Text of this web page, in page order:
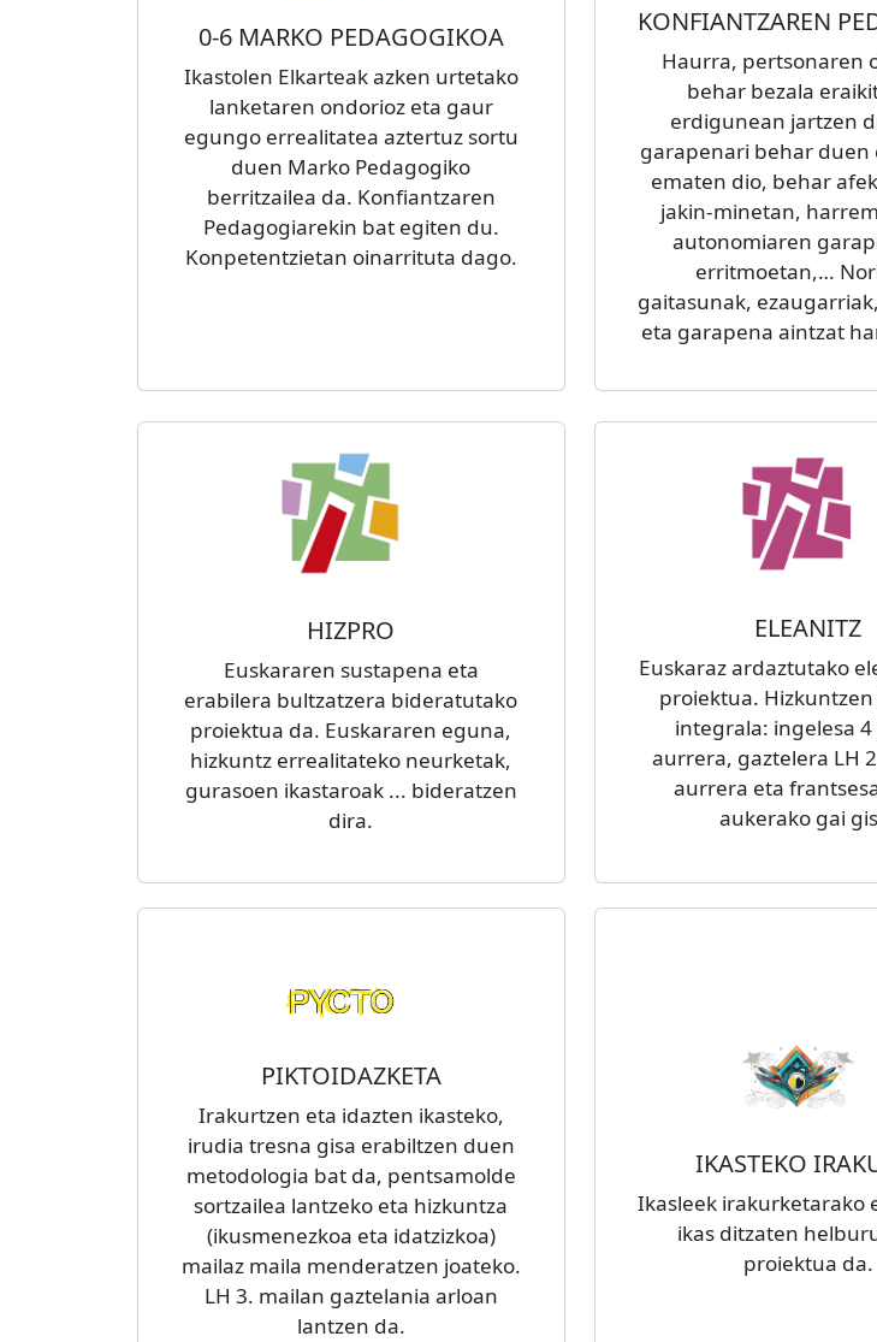
0-6 MARKO PEDAGOGIKOA
Ikastolen Elkarteak azken urtetako
lanketaren ondorioz eta gaur
egungo errealitatea aztertuz sortu
duen Marko Pedagogiko
berritzailea da. Konfiantzaren
Pedagogiarekin bat egiten du.
Konpetentzietan oinarrituta dago.
KONFIANTZAREN
Haurra, pertsonaren
behar bezala
erdigunean jartzen
garapenari behar duen
ematen dio, behar
jakin-minetan,
autonomiaren
erritmoetan,…
gaitasunak,
eta garapena aintzat
HIZPRO
Euskararen sustapena eta
erabilera bultzatzera bideratutako
proiektua da. Euskararen eguna,
hizkuntz errealitateko neurketak,
gurasoen ikastaroak ... bideratzen
dira.
ELEANITZ
Euskaraz ardaztutako
proiektua.
integrala: ingelesa
aurrera, gaztelera LH
aurrera eta
aukerako gai
PIKTOIDAZKETA
Irakurtzen eta idazten ikasteko,
irudia tresna gisa erabiltzen duen
metodologia bat da, pentsamolde
sortzailea lantzeko eta hizkuntza
(ikusmenezkoa eta idatzizkoa)
mailaz maila menderatzen joateko.
LH 3. mailan gaztelania arloan
lantzen da.
IKASTEKO
Ikasleek irakurketarako
ikas ditzaten
proiektua da.